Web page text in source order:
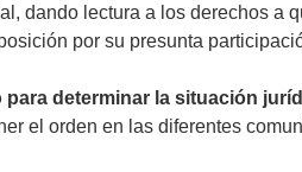
dando lectura a los derechos a
por su presunta
para determinar la situación
el orden en las diferentes